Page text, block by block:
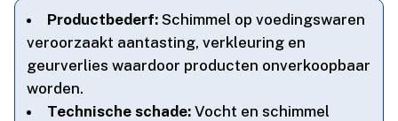
Productbederf: Schimmel op voedingswaren
veroorzaakt aantasting, verkleuring en
geurverlies waardoor producten onverkoopbaar
worden.​
Technische schade: Vocht en schimmel